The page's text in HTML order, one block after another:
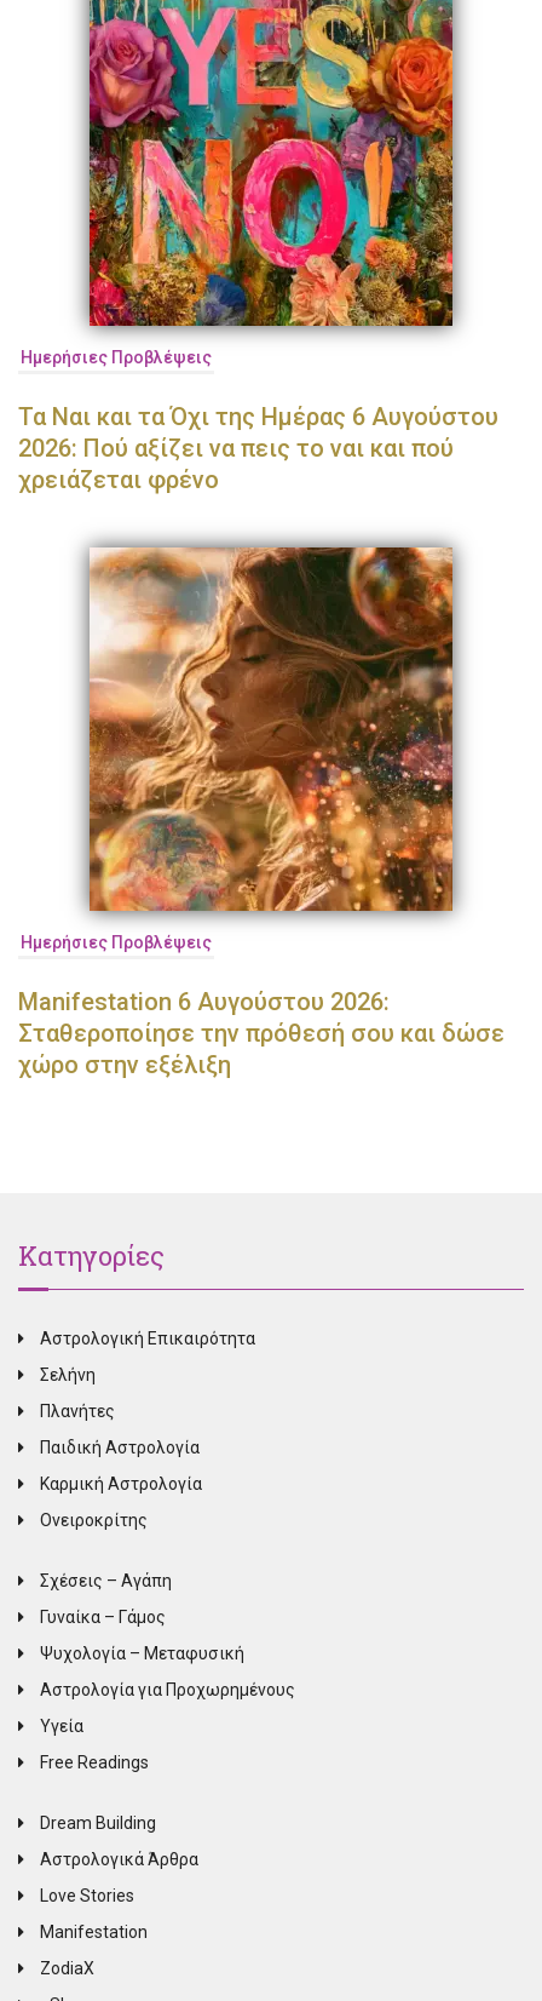
Ημερήσιες Προβλέψεις
Τα Ναι και τα Όχι της Ημέρας 6 Αυγούστου
2026: Πού αξίζει να πεις το ναι και πού
χρειάζεται φρένο
Ημερήσιες Προβλέψεις
Manifestation 6 Αυγούστου 2026:
Σταθεροποίησε την πρόθεσή σου και δώσε
χώρο στην εξέλιξη
Κατηγορίες
Αστρολογική Επικαιρότητα
Σελήνη
Πλανήτες
Παιδική Αστρολογία
Καρμική Αστρολογία
Ονειροκρίτης
Σχέσεις – Αγάπη
Γυναίκα – Γάμος
Ψυχολογία – Μεταφυσική
Αστρολογία για Προχωρημένους
Υγεία
Free Readings
Dream Building
Αστρολογικά Άρθρα
Love Stories
Manifestation
ZodiaX